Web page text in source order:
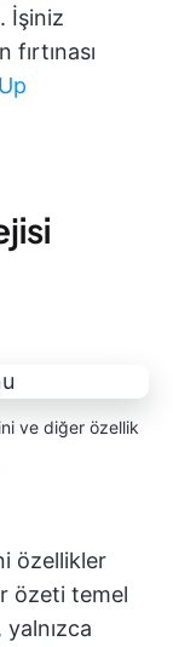
İşiniz
ve diğer özellik
özellikler
özeti temel